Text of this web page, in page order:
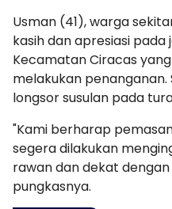
Usman (41), warga
kasih dan apresiasi pada
Kecamatan Ciracas
melakukan
longsor susulan pada
"Kami berharap
segera dilakukan
rawan dan dekat
pungkasnya.